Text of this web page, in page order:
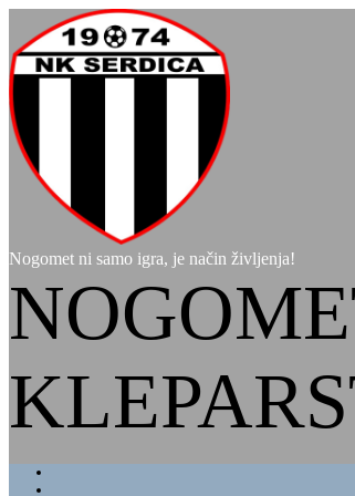
Nogomet ni samo igra, je način življenja!